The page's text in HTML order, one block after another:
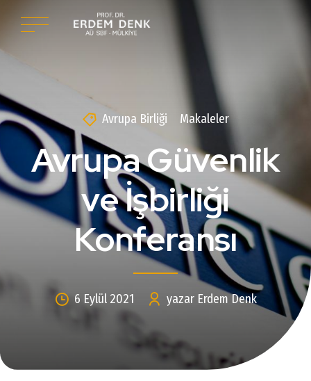
Avrupa Birliği Makaleler
Avrupa Güvenlik
ve İşbirliği
Konferansı
6 Eylül 2021 yazar Erdem Denk